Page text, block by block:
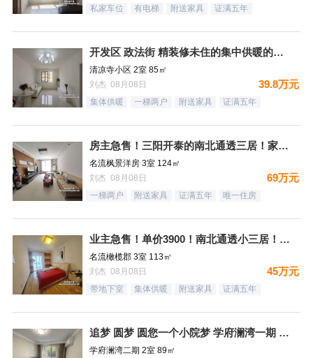
私家车位 有电梯 附送家具 证满五年
开发区 政法街 精装修未住的集中供暖的两居室
清凉寺小区 2室 85㎡
刘杰 08月08日
39.8万元
集体供暖 一梯两户 附送家具 证满五年
房主急售！三阳开泰的南北通透三居！家具家电全送
名流枫景洋房 3室 124㎡
刘杰 08月08日
69万元
一梯两户 附送家具 证满五年 唯一住房
业主急售！单价3900！南北通透小三居！月供1500，结束租
名流橄榄郡 3室 113㎡
刘杰 08月08日
45万元
带地下室 集体供暖 附送家具 证满五年
追梦 圆梦 圆您一个小院梦 学府澜湾一期 一层带小院
学府澜湾二期 2室 89㎡